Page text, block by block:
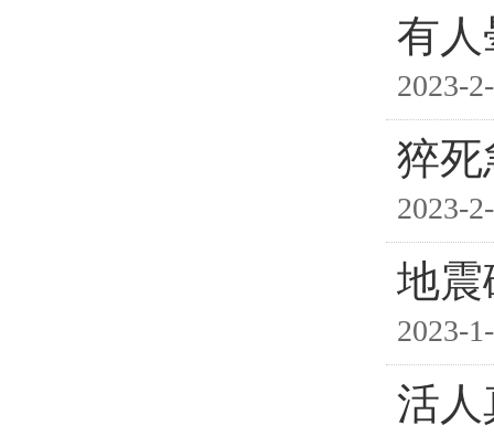
有人
2023-
猝死
2023-
地震
2023-
活人